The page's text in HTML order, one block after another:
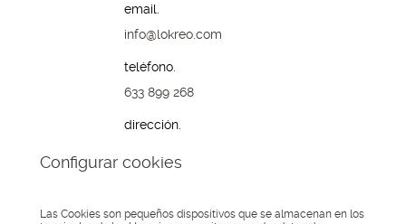
email.
info@lokreo.com
teléfono.
633 899 268
dirección.
191
Configurar cookies
Las Cookies son pequeños dispositivos que se almacenan en los